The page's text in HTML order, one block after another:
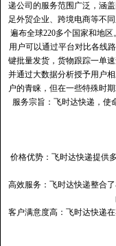
递公司的服务范围广泛，涵
足外贸企业、跨境电商等不
遍布全球220多个国家和地
用户可以通过平台对比各线
键批量发货，货物跟踪一单
并通过大数据分析授予用户
户的青睐，但在一些特殊时
服务宗旨：飞时达快递，使
价格优势：飞时达快递提供
高效服务：飞时达快递整合
客户满意度高‌：飞时达快递